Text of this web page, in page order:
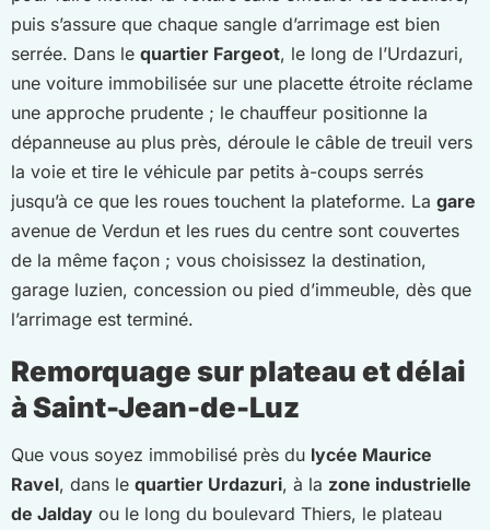
puis s’assure que chaque sangle d’arrimage est bien
serrée. Dans le quartier Fargeot, le long de l’Urdazuri,
une voiture immobilisée sur une placette étroite réclame
une approche prudente ; le chauffeur positionne la
dépanneuse au plus près, déroule le câble de treuil vers
la voie et tire le véhicule par petits à-coups serrés
jusqu’à ce que les roues touchent la plateforme. La gare
avenue de Verdun et les rues du centre sont couvertes
de la même façon ; vous choisissez la destination,
garage luzien, concession ou pied d’immeuble, dès que
l’arrimage est terminé.
Remorquage sur plateau et délai
à Saint-Jean-de-Luz
Que vous soyez immobilisé près du lycée Maurice
Ravel, dans le quartier Urdazuri, à la zone industrielle
de Jalday ou le long du boulevard Thiers, le plateau